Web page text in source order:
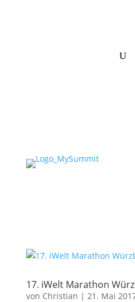
17. iWelt Marathon
von Christian | 21. Mai